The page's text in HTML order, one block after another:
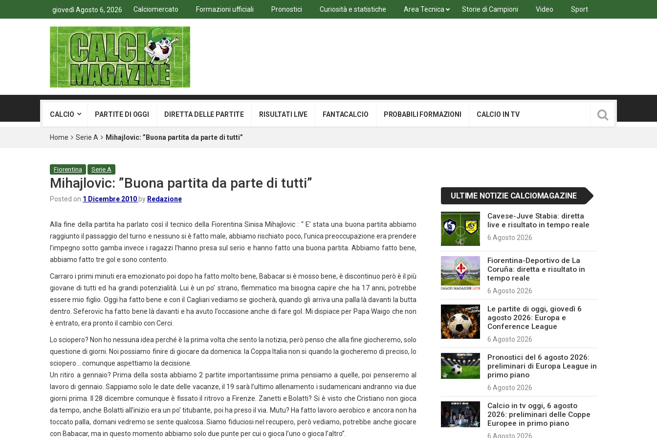
giovedì Agosto 6, 2026 Calciomercato Formazioni ufficiali Pronostici Curiosità e statistiche Area Tecnica Storie di Campioni Video Sport
CALCIO PARTITE DI OGGI DIRETTA DELLE PARTITE RISULTATI LIVE FANTACALCIO PROBABILI FORMAZIONI CALCIO IN TV
Home Serie A Mihajlovic: ”Buona partita da parte di tutti”
Fiorentina Serie A
Mihajlovic: ”Buona partita da parte di tutti”
Posted on 1 Dicembre 2010 by Redazione
Alla fine della partita ha parlato così il tecnico della Fiorentina Sinisa Mihajlovic : “ E’ stata una buona partita abbiamo
raggiunto il passaggio del turno e nessuno si è fatto male, abbiamo rischiato poco, l’unica preoccupazione era prendere
l’impegno sotto gamba invece i ragazzi l’hanno presa sul serio e hanno fatto una buona partita. Abbiamo fatto bene,
abbiamo fatto tre gol e sono contento.
Carraro i primi minuti era emozionato poi dopo ha fatto molto bene, Babacar si è mosso bene, è discontinuo però è il più
giovane di tutti ed ha grandi potenzialità. Lui è un po’ strano, flemmatico ma bisogna capire che ha 17 anni, potrebbe
essere mio figlio. Oggi ha fatto bene e con il Cagliari vediamo se giocherà, quando gli arriva una palla là davanti la butta
dentro. Seferovic ha fatto bene là davanti e ha avuto l’occasione anche di fare gol. Mi dispiace per Papa Waigo che non
è entrato, era pronto il cambio con Cerci.
Lo sciopero? Non ho nessuna idea perché è la prima volta che sento la notizia, però penso che alla fine giocheremo, solo
questione di giorni. Noi possiamo finire di giocare da domenica: la Coppa Italia non si quando la giocheremo di preciso, lo
sciopero… comunque aspettiamo la decisione.
Un ritiro a gennaio? Prima della sosta abbiamo 2 partite importantissime prima pensiamo a quelle, poi penseremo al
lavoro di gennaio. Sappiamo solo le date delle vacanze, il 19 sarà l’ultimo allenamento i sudamericani andranno via due
giorni prima. Il 28 dicembre comunque è fissato il ritrovo a Firenze. Zanetti e Bolatti? Si è visto che Cristiano non gioca
da tempo, anche Bolatti all’inizio era un po’ titubante, poi ha preso il via. Mutu? Ha fatto lavoro aerobico e ancora non ha
toccato palla, domani vedremo se sente qualcosa. Siamo fiduciosi nel recupero, però vediamo, potrebbe anche giocare
con Babacar, ma in questo momento abbiamo solo due punte per cui o gioca l’uno o gioca l’altro”.
ULTIME NOTIZIE CALCIOMAGAZINE
Cavese-Juve Stabia: diretta
live e risultato in tempo reale
6 Agosto 2026
Fiorentina-Deportivo de La
Coruña: diretta e risultato in
tempo reale
6 Agosto 2026
Le partite di oggi, giovedì 6
agosto 2026: Europa e
Conference League
6 Agosto 2026
Pronostici del 6 agosto 2026:
preliminari di Europa League in
primo piano
6 Agosto 2026
Calcio in tv oggi, 6 agosto
2026: preliminari delle Coppe
Europee in primo piano
6 Agosto 2026